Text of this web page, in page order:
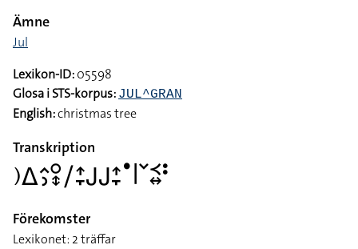
Ämne
Jul
Lexikon-ID:05598
Glosa i STS-korpus: JUL^GRAN
English:christmas tree
Transkription
􌤊􌤩􌤵􌤶􌥰􌦋􌥠􌤴􌥙􌤢􌤢􌤴􌥙􌤟􌥼􌥧􌥹􌦉􌥻
Förekomster
Lexikonet: 2 träffar